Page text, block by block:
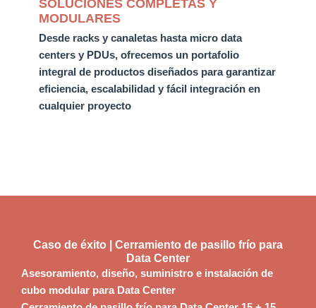
SOLUCIONES COMPLETAS Y
MODULARES
Desde racks y canaletas hasta micro data
centers y PDUs, ofrecemos un portafolio
integral de productos diseñados para garantizar
eficiencia, escalabilidad y fácil integración en
cualquier proyecto
Caso de éxito | Cerramiento de pasillo frío para
Data Center
Asesoramiento, diseño, suministro e instalación de
cubo modular para Data Center